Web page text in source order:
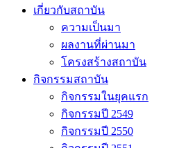
เกี่ยวกับสถาบัน
ความเป็นมา
ผลงานที่ผ่านมา
โครงสร้างสถาบัน
กิจกรรมสถาบัน
กิจกรรมในยุคแรก
กิจกรรมปี 2549
กิจกรรมปี 2550